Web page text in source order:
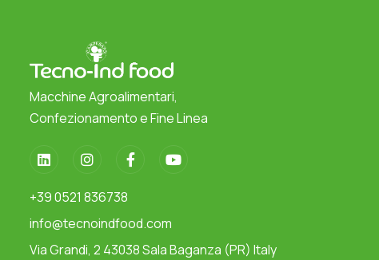
Macchine Agroalimentari,
Confezionamento e Fine Linea
+39 0521 836738
info@tecnoindfood.com
Via Grandi, 2 43038 Sala Baganza (PR) Italy